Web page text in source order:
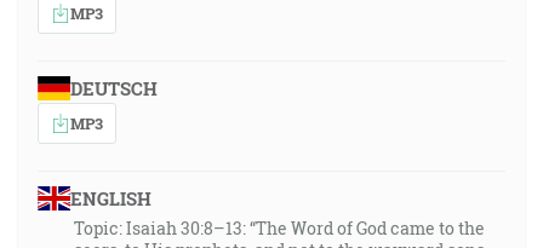
MP3
DEUTSCH
MP3
ENGLISH
Topic: Isaiah 30:8–13: “The Word of God came to the